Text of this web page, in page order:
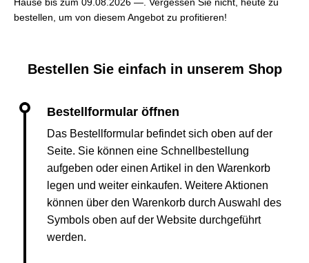
bestellen, um von diesem Angebot zu profitieren!
Bestellen Sie einfach in unserem Shop
Das Bestellformular befindet sich oben auf der
Seite. Sie können eine Schnellbestellung
aufgeben oder einen Artikel in den Warenkorb
legen und weiter einkaufen. Weitere Aktionen
können über den Warenkorb durch Auswahl des
Symbols oben auf der Website durchgeführt
werden.